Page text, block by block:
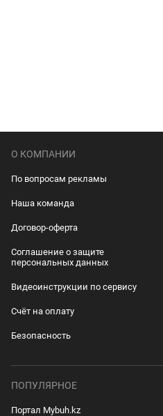
О КОМПАНИИ
По вопросам рекламы
Наша команда
Договор-оферта
Соглашение о защите
персональных данных
Видеоинструкции по сервису
Счёт на оплату
Безопасность
ПОПУЛЯРНОЕ
Портал Mybuh.kz